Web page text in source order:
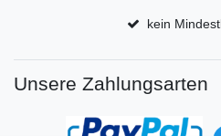
kein
Unsere Zahlungsarten